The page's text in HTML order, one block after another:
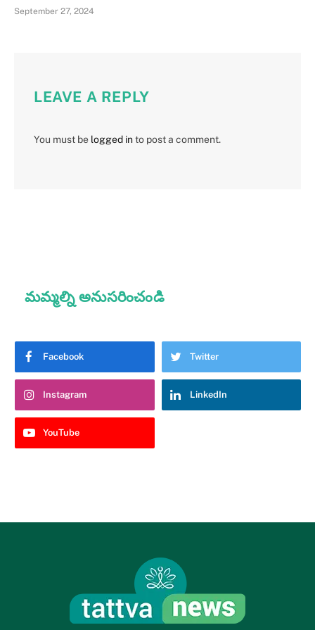
September 27, 2024
LEAVE A REPLY
You must be logged into post a comment.
మమ్మల్ని అనుసరించండి
Facebook Twitter
Instagram LinkedIn
YouTube